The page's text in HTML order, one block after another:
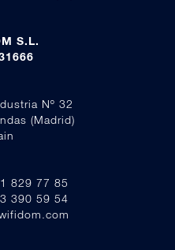
S.L.
Nº 32
(Madrid)
829 77 85
390 59 54